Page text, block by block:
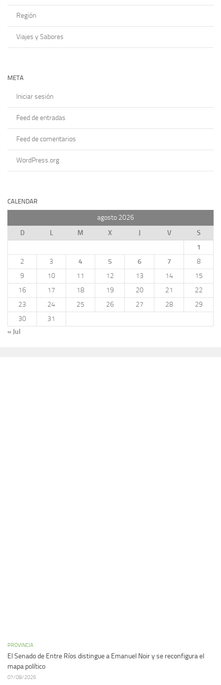
Región
Viajes y Sabores
META
Iniciar sesión
Feed de entradas
Feed de comentarios
WordPress.org
CALENDAR
agosto 2026
D
L M X J V
S
1
2
3 4 5 6 7
8
9
10 11 12 13 14
15
16
17 18 19 20 21
22
23
24 25 26 27 28
29
30
31
« Jul
PROVINCIA
El Senado de Entre Ríos distingue a Emanuel Noir y se reconfigura el
mapa político
07/08/2026